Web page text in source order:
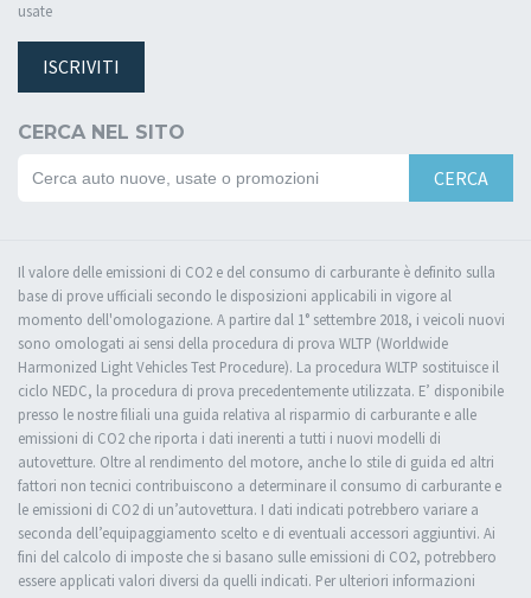
usate
ISCRIVITI
CERCA NEL SITO
CERCA
Il valore delle emissioni di CO2 e del consumo di carburante è definito sulla
base di prove ufficiali secondo le disposizioni applicabili in vigore al
momento dell'omologazione. A partire dal 1° settembre 2018, i veicoli nuovi
sono omologati ai sensi della procedura di prova WLTP (Worldwide
Harmonized Light Vehicles Test Procedure). La procedura WLTP sostituisce il
ciclo NEDC, la procedura di prova precedentemente utilizzata. E’ disponibile
presso le nostre filiali una guida relativa al risparmio di carburante e alle
emissioni di CO2 che riporta i dati inerenti a tutti i nuovi modelli di
autovetture. Oltre al rendimento del motore, anche lo stile di guida ed altri
fattori non tecnici contribuiscono a determinare il consumo di carburante e
le emissioni di CO2 di un’autovettura. I dati indicati potrebbero variare a
seconda dell’equipaggiamento scelto e di eventuali accessori aggiuntivi. Ai
fini del calcolo di imposte che si basano sulle emissioni di CO2, potrebbero
essere applicati valori diversi da quelli indicati. Per ulteriori informazioni